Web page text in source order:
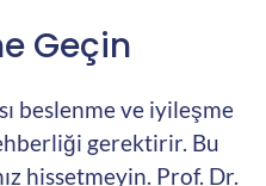
Geçin
beslenme ve iyileşme
gerektirir. Bu
hissetmeyin. Prof. Dr.